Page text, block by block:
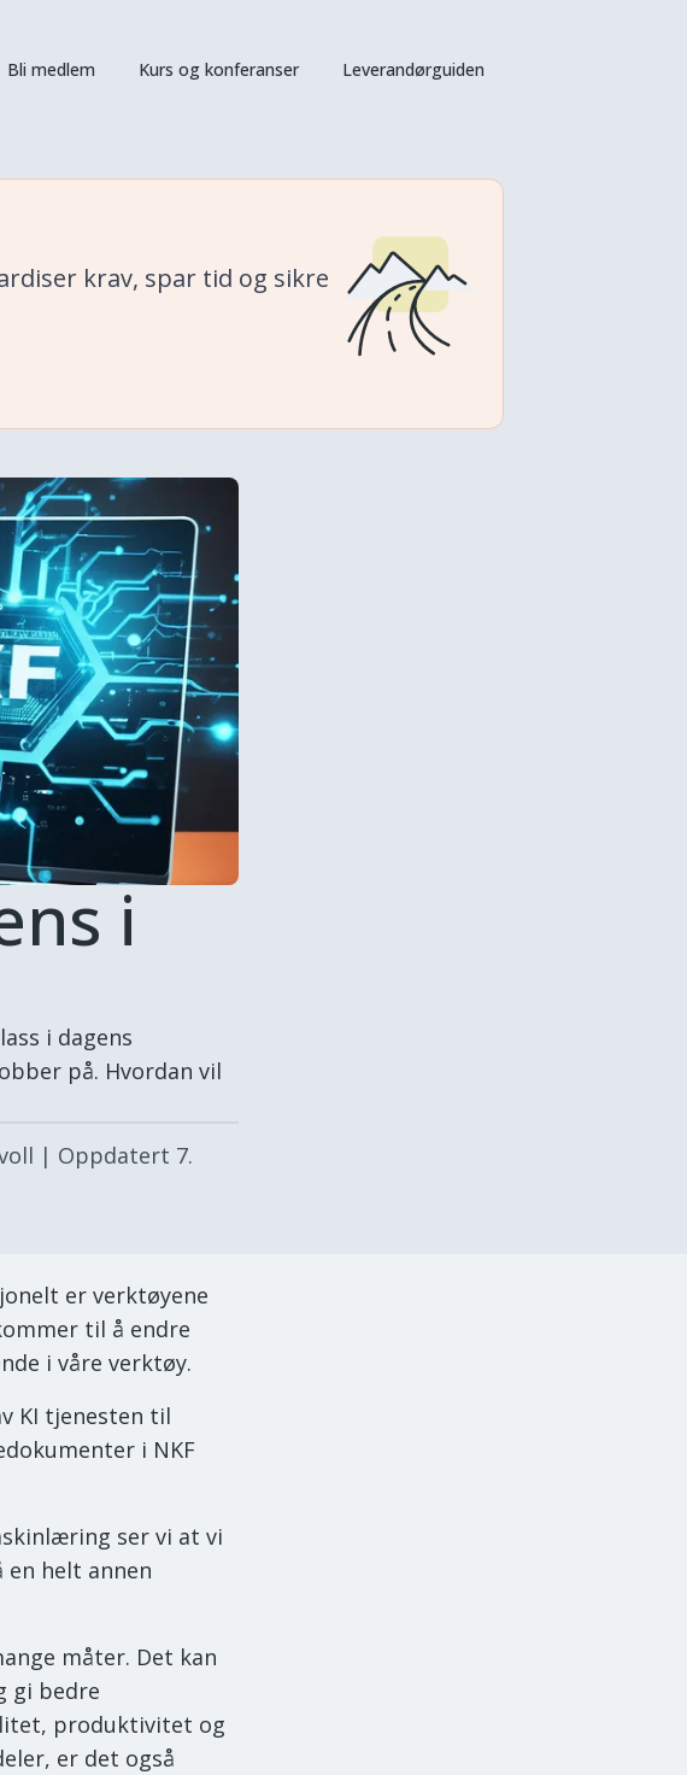
Bli medlem Kurs og konferanser Leverandørguiden
krav, spar tid og sikre
i
i dagens
på. Hvordan vil
| Oppdatert 7.
er verktøyene
til å endre
i våre verktøy.
KI tjenesten til
i NKF
ser vi at vi
en helt annen
måter. Det kan
gi bedre
produktivitet og
er det også